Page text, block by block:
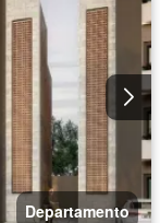
Departamento